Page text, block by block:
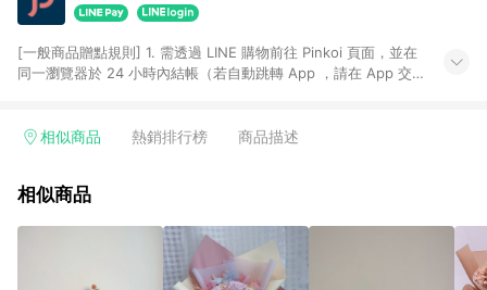
[一般商品贈點規則] 1. 需透過 LINE 購物前往 Pinkoi 頁面，並在
同一瀏覽器於 24 小時內結帳（若自動跳轉 App ，請在 App 交
回饋訂單不得享有 Pinkoi 站方優惠，例如首購優惠，P coins，
行為，不具贈點資格，部分退款不在此限。 6. APP 請更新至
貨後 45 天後發送。 8. 群眾募資商品，禮物卡，開館保證金，補
運費，攤位費等不具贈點資格。 9. LINE 購物站上之商品規格、
顏色、價位、贈品如與 Pinkoi 商品資訊頁及購物車不符，以
相似商品 熱銷排行榜 商品描述
相似商品